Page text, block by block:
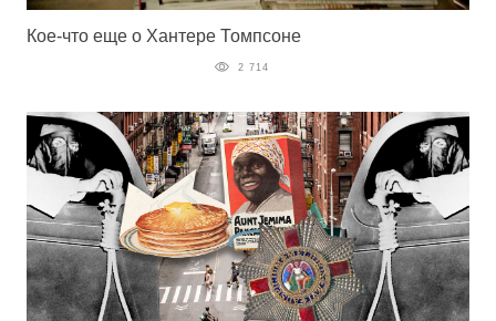
Кое-что еще о Хантере Томпсоне
2 714